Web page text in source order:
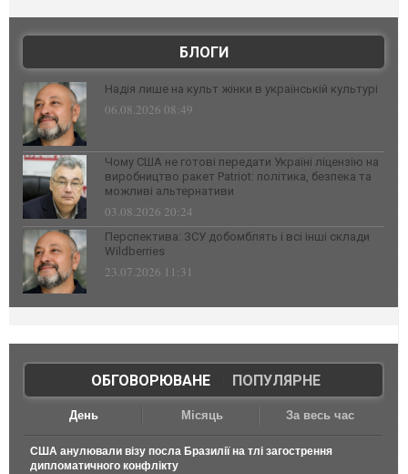
БЛОГИ
Надія лише на культ жінки в українській культурі
06.08.2026 08:49
Чому США не готові передати Україні ліцензію на
виробництво ракет Patriot: політика, безпека та
можливі альтернативи
03.08.2026 20:24
Перспектива: ЗСУ добомблять і всі інші склади
Wildberries
23.07.2026 11:31
ОБГОВОРЮВАНЕ| ПОПУЛЯРНЕ
День Місяць За весь час
США анулювали візу посла Бразилії на тлі загострення
дипломатичного конфлікту